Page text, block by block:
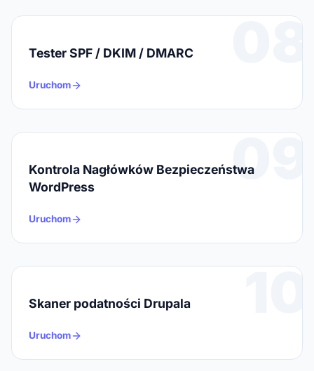
08
Tester SPF / DKIM / DMARC
Uruchom
09
Kontrola Nagłówków Bezpieczeństwa
WordPress
Uruchom
10
Skaner podatności Drupala
Uruchom